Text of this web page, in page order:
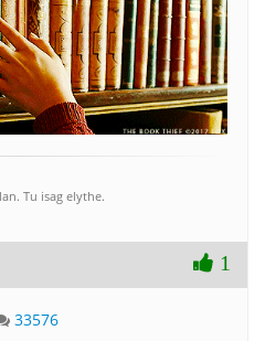
Tu isag elythe.
1
33576